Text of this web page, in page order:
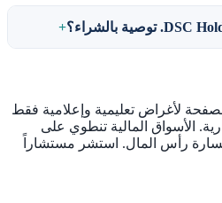
لأغراض تعليمية وإعلامية فقط
الأسواق المالية تنطوي على
رأس المال. استشر مستشاراً